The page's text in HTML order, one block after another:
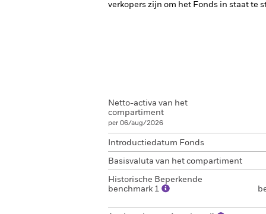
verkopers zijn om het Fonds in staat te
Netto-activa van het
compartiment
per 06/aug/2026
Introductiedatum Fonds
Basisvaluta van het compartiment
Historische Beperkende
benchmark 1